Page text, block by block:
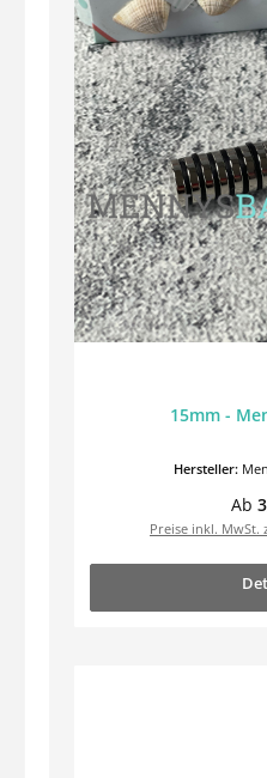
15mm -
Hersteller:
Ab
Preise inkl. MwSt.